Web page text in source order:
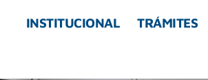
INSTITUCIONAL TRÁMITES